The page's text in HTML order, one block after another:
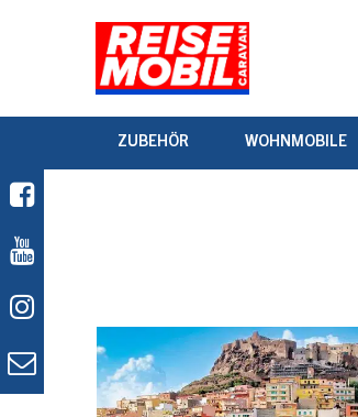
ZUBEHÖR WOHNMOBILE